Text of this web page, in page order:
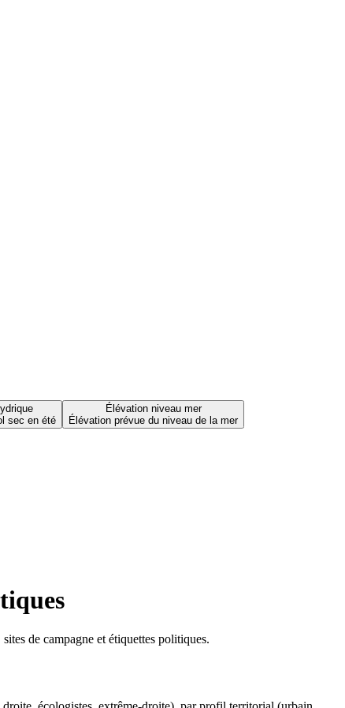
sec en été
Élévation niveau mer
Élévation prévue du niveau de la mer
de campagne et étiquettes politiques.